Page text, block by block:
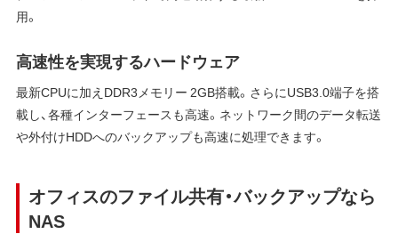
用。
高速性を実現するハードウェア
最新CPUに加えDDR3メモリー 2GB搭載。さらにUSB3.0端子を搭
載し、各種インターフェースも高速。ネットワーク間のデータ転送
や外付けHDDへのバックアップも高速に処理できます。
オフィスのファイル共有・バックアップなら
NAS